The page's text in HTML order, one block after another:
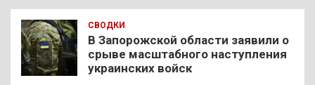
СВОДКИ
В Запорожской области заявили о
срыве масштабного наступления
украинских войск